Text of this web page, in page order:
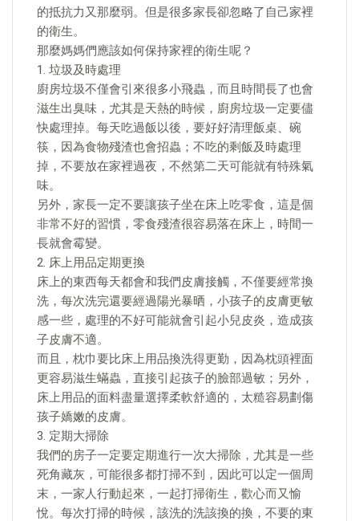
的抵抗力又那麼弱。但是很多家長卻忽略了自己家裡
的衛生。
那麼媽媽們應該如何保持家裡的衛生呢？
1. 垃圾及時處理
廚房垃圾不僅會引來很多小飛蟲，而且時間長了也會
滋生出臭味，尤其是天熱的時候，廚房垃圾一定要儘
快處理掉。每天吃過飯以後，要好好清理飯桌、碗
筷，因為食物殘渣也會招蟲；不吃的剩飯及時處理
掉，不要放在家裡過夜，不然第二天可能就有特殊氣
味。
另外，家長一定不要讓孩子坐在床上吃零食，這是個
非常不好的習慣，零食殘渣很容易落在床上，時間一
長就會霉變。
2. 床上用品定期更換
床上的東西每天都會和我們皮膚接觸，不僅要經常換
洗，每次洗完還要經過陽光暴晒，小孩子的皮膚更敏
感一些，處理的不好可能就會引起小兒皮炎，造成孩
子皮膚不適。
而且，枕巾要比床上用品換洗得更勤，因為枕頭裡面
更容易滋生蟎蟲，直接引起孩子的臉部過敏；另外，
床上用品的面料盡量選擇柔軟舒適的，太糙容易劃傷
孩子嬌嫩的皮膚。
3. 定期大掃除
我們的房子一定要定期進行一次大掃除，尤其是一些
死角藏灰，可能很多都打掃不到，因此可以定一個周
末，一家人行動起來，一起打掃衛生，歡心而又愉
悅。每次打掃的時候，該洗的洗該換的換，不要的東